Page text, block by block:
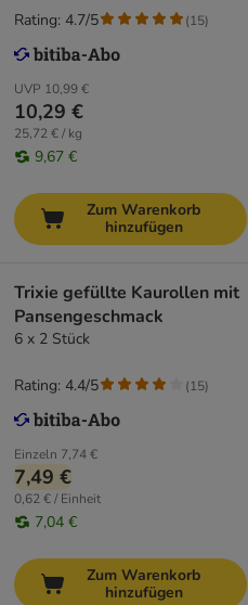
UVP 10,99 €
10,29 €
25,72 € / kg
9,67 €
Rating: 4.7/5 (15)
Zum Warenkorb
hinzufügen
Trixie gefüllte Kaurollen mit
Pansengeschmack
6 x 2 Stück
Einzeln 7,74 €
7,49 €
0,62 € / Einheit
7,04 €
Rating: 4.4/5 (15)
Zum Warenkorb
hinzufügen